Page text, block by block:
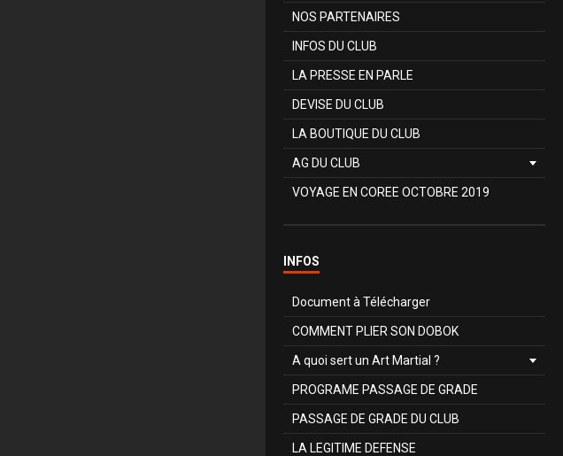
NOS PARTENAIRES
INFOS DU CLUB
LA PRESSE EN PARLE
DEVISE DU CLUB
LA BOUTIQUE DU CLUB
AG DU CLUB
VOYAGE EN COREE OCTOBRE 2019
INFOS
Document à Télécharger
COMMENT PLIER SON DOBOK
A quoi sert un Art Martial ?
PROGRAME PASSAGE DE GRADE
PASSAGE DE GRADE DU CLUB
LA LEGITIME DEFENSE